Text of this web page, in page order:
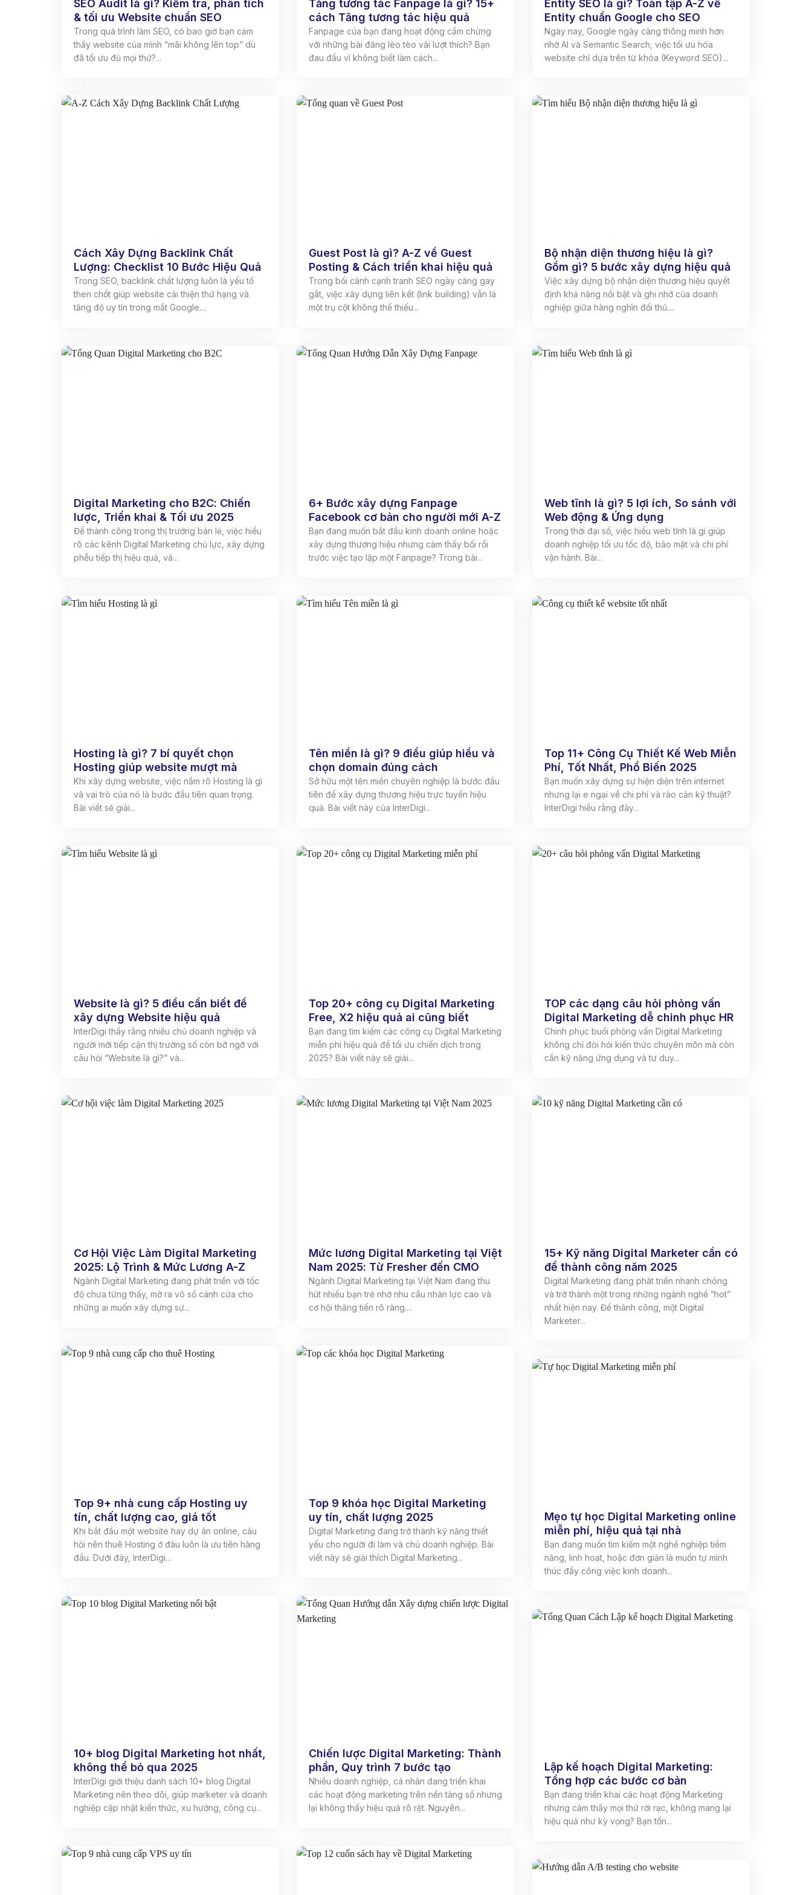
SEO Audit là gì? Kiểm tra, phân tích
& tối ưu Website chuẩn SEO
Trong quá trình làm SEO, có bao giờ bạn cảm
thấy website của mình “mãi không lên top” dù
đã tối ưu đủ mọi thứ?...
Tăng tương tác Fanpage là gì? 15+
cách Tăng tương tác hiệu quả
Fanpage của bạn đang hoạt động cầm chừng
với những bài đăng lèo tèo vài lượt thích? Bạn
đau đầu vì không biết làm cách...
Entity SEO là gì? Toàn tập A-Z về
Entity chuẩn Google cho SEO
Ngày nay, Google ngày càng thông minh hơn
nhờ AI và Semantic Search, việc tối ưu hóa
website chỉ dựa trên từ khóa (Keyword SEO)...
Cách Xây Dựng Backlink Chất
Lượng: Checklist 10 Bước Hiệu Quả
Trong SEO, backlink chất lượng luôn là yếu tố
then chốt giúp website cải thiện thứ hạng và
tăng độ uy tín trong mắt Google....
Guest Post là gì? A-Z về Guest
Posting & Cách triển khai hiệu quả
Trong bối cảnh cạnh tranh SEO ngày càng gay
gắt, việc xây dựng liên kết (link building) vẫn là
một trụ cột không thể thiếu...
Bộ nhận diện thương hiệu là gì?
Gồm gì? 5 bước xây dựng hiệu quả
Việc xây dựng bộ nhận diện thương hiệu quyết
định khả năng nổi bật và ghi nhớ của doanh
nghiệp giữa hàng nghìn đối thủ....
Digital Marketing cho B2C: Chiến
lược, Triển khai & Tối ưu 2025
Để thành công trong thị trường bán lẻ, việc hiểu
rõ các kênh Digital Marketing chủ lực, xây dựng
phễu tiếp thị hiệu quả, và...
6+ Bước xây dựng Fanpage
Facebook cơ bản cho người mới A-Z
Bạn đang muốn bắt đầu kinh doanh online hoặc
xây dựng thương hiệu nhưng cảm thấy bối rối
trước việc tạo lập một Fanpage? Trong bài...
Web tĩnh là gì? 5 lợi ích, So sánh với
Web động & Ứng dụng
Trong thời đại số, việc hiểu web tĩnh là gì giúp
doanh nghiệp tối ưu tốc độ, bảo mật và chi phí
vận hành. Bài...
Hosting là gì? 7 bí quyết chọn
Hosting giúp website mượt mà
Khi xây dựng website, việc nắm rõ Hosting là gì
và vai trò của nó là bước đầu tiên quan trọng.
Bài viết sẽ giải...
Tên miền là gì? 9 điều giúp hiểu và
chọn domain đúng cách
Sở hữu một tên miền chuyên nghiệp là bước đầu
tiên để xây dựng thương hiệu trực tuyến hiệu
quả. Bài viết này của InterDigi...
Top 11+ Công Cụ Thiết Kế Web Miễn
Phí, Tốt Nhất, Phổ Biến 2025
Bạn muốn xây dựng sự hiện diện trên internet
nhưng lại e ngại về chi phí và rào cản kỹ thuật?
InterDigi hiểu rằng đây...
Website là gì? 5 điều cần biết để
xây dựng Website hiệu quả
InterDigi thấy rằng nhiều chủ doanh nghiệp và
người mới tiếp cận thị trường số còn bỡ ngỡ với
câu hỏi “Website là gì?” và...
Top 20+ công cụ Digital Marketing
Free, X2 hiệu quả ai cũng biết
Bạn đang tìm kiếm các công cụ Digital Marketing
miễn phí hiệu quả để tối ưu chiến dịch trong
2025? Bài viết này sẽ giải...
TOP các dạng câu hỏi phỏng vấn
Digital Marketing dễ chinh phục HR
Chinh phục buổi phỏng vấn Digital Marketing
không chỉ đòi hỏi kiến thức chuyên môn mà còn
cần kỹ năng ứng dụng và tư duy...
Cơ Hội Việc Làm Digital Marketing
2025: Lộ Trình & Mức Lương A-Z
Ngành Digital Marketing đang phát triển với tốc
độ chưa từng thấy, mở ra vô số cánh cửa cho
những ai muốn xây dựng sự...
Mức lương Digital Marketing tại Việt
Nam 2025: Từ Fresher đến CMO
Ngành Digital Marketing tại Việt Nam đang thu
hút nhiều bạn trẻ nhờ nhu cầu nhân lực cao và
cơ hội thăng tiến rõ ràng....
15+ Kỹ năng Digital Marketer cần có
để thành công năm 2025
Digital Marketing đang phát triển nhanh chóng
và trở thành một trong những ngành nghề “hot”
nhất hiện nay. Để thành công, một Digital
Marketer...
Top 9+ nhà cung cấp Hosting uy
tín, chất lượng cao, giá tốt
Khi bắt đầu một website hay dự án online, câu
hỏi nên thuê Hosting ở đâu luôn là ưu tiên hàng
đầu. Dưới đây, InterDigi...
Top 9 khóa học Digital Marketing
uy tín, chất lượng 2025
Digital Marketing đang trở thành kỹ năng thiết
yếu cho người đi làm và chủ doanh nghiệp. Bài
viết này sẽ giải thích Digital Marketing...
Mẹo tự học Digital Marketing online
miễn phí, hiệu quả tại nhà
Bạn đang muốn tìm kiếm một nghề nghiệp tiềm
năng, linh hoạt, hoặc đơn giản là muốn tự mình
thúc đẩy công việc kinh doanh...
10+ blog Digital Marketing hot nhất,
không thể bỏ qua 2025
InterDigi giới thiệu danh sách 10+ blog Digital
Marketing nên theo dõi, giúp marketer và doanh
nghiệp cập nhật kiến thức, xu hướng, công cụ...
Chiến lược Digital Marketing: Thành
phần, Quy trình 7 bước tạo
Nhiều doanh nghiệp, cá nhân đang triển khai
các hoạt động marketing trên nền tảng số nhưng
lại không thấy hiệu quả rõ rệt. Nguyên...
Lập kế hoạch Digital Marketing:
Tổng hợp các bước cơ bản
Bạn đang triển khai các hoạt động Marketing
nhưng cảm thấy mọi thứ rời rạc, không mang lại
hiệu quả như kỳ vọng? Bạn tốn...